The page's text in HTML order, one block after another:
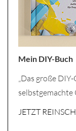
Mein DIY-Buch
„Das große
selbstgemachte
JETZT